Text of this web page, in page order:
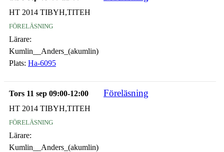
HT 2014 TIBYH,TITEH
föreläsning
Lärare:
Kumlin__Anders_(akumlin)
Plats: Ha-6095
Tors 11 sep 09:00-12:00 Föreläsning
HT 2014 TIBYH,TITEH
föreläsning
Lärare:
Kumlin__Anders_(akumlin)